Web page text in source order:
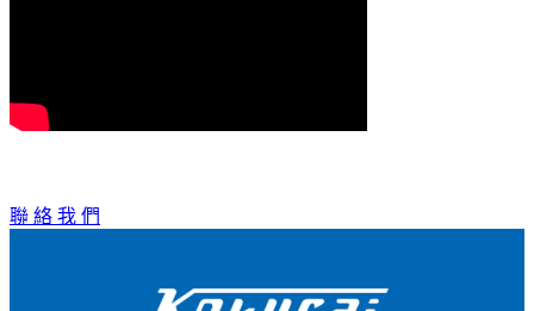
聯 絡 我 們